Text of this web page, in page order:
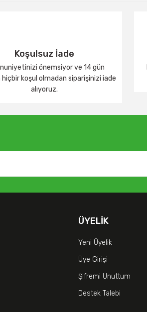
Koşulsuz İade
önemsiyor ve 14 gün
hiçbir koşul olmadan siparişinizi iade
alıyoruz.
ÜYELIK
Yeni Üyelik
Üye Girişi
Şifremi Unuttum
Destek Talebi